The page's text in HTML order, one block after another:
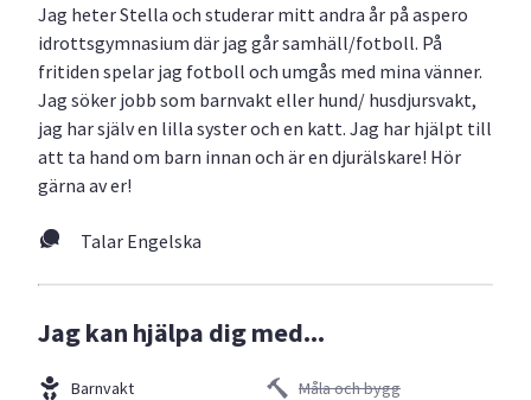
Jag heter Stella och studerar mitt andra år på aspero
idrottsgymnasium där jag går samhäll/fotboll. På
fritiden spelar jag fotboll och umgås med mina vänner.
Jag söker jobb som barnvakt eller hund/ husdjursvakt,
jag har själv en lilla syster och en katt. Jag har hjälpt till
att ta hand om barn innan och är en djurälskare! Hör
gärna av er!
Talar Engelska
Jag kan hjälpa dig med...
Barnvakt
Måla och bygg